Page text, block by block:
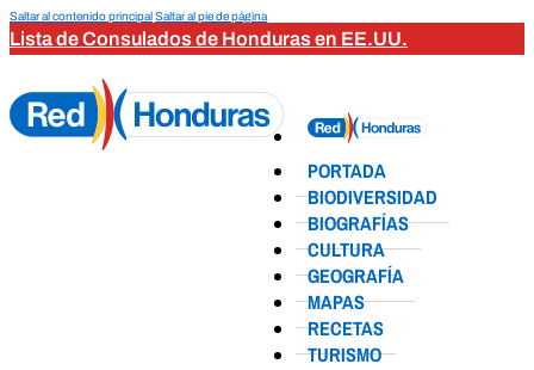
Saltar al contenido principalSaltar al pie de página
Lista de Consulados de Honduras en EE.UU.
PORTADA
BIODIVERSIDAD
BIOGRAFÍAS
CULTURA
GEOGRAFÍA
MAPAS
RECETAS
TURISMO